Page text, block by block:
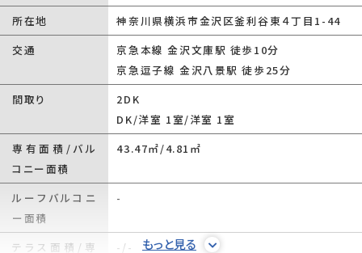
もっと見る
所在地
神奈川県横浜市金沢区釜利谷東４丁目1-44
交通
京急本線 金沢文庫駅 徒歩10分
京急逗子線 金沢八景駅 徒歩25分
間取り
2DK
DK/洋室 1室/洋室 1室
専有面積/バル
コニー面積
43.47㎡/4.81㎡
ルーフバルコニ
ー面積
-
テラス面積/専
-/-